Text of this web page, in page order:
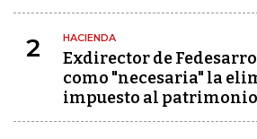
2 HACIENDA
Exdirector de
como "necesaria" la
impuesto al patrimonio